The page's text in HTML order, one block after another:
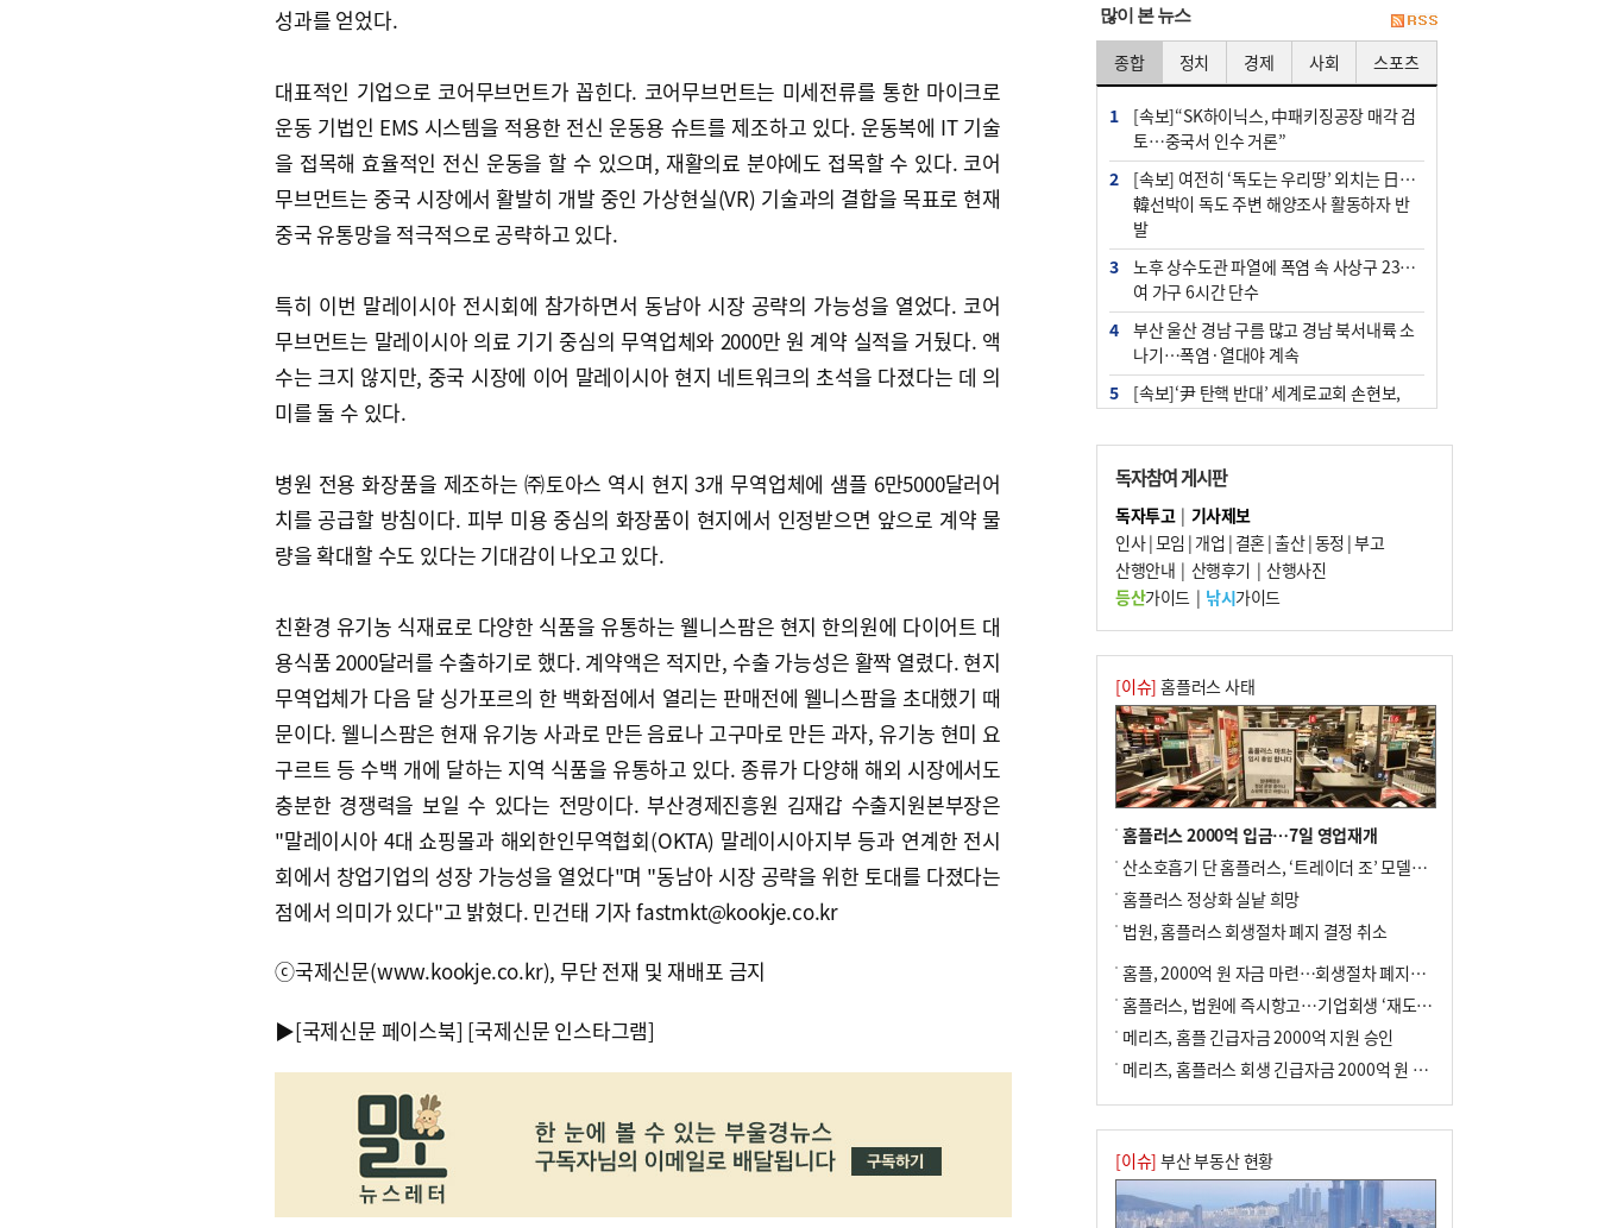
성과를 얻었다.
대표적인 기업으로 코어무브먼트가 꼽힌다. 코어무브먼트는 미세전류를 통한 마이크로
운동 기법인 EMS 시스템을 적용한 전신 운동용 슈트를 제조하고 있다. 운동복에 IT 기술
을 접목해 효율적인 전신 운동을 할 수 있으며, 재활의료 분야에도 접목할 수 있다. 코어
무브먼트는 중국 시장에서 활발히 개발 중인 가상현실(VR) 기술과의 결합을 목표로 현재
중국 유통망을 적극적으로 공략하고 있다.
특히 이번 말레이시아 전시회에 참가하면서 동남아 시장 공략의 가능성을 열었다. 코어
무브먼트는 말레이시아 의료 기기 중심의 무역업체와 2000만 원 계약 실적을 거뒀다. 액
수는 크지 않지만, 중국 시장에 이어 말레이시아 현지 네트워크의 초석을 다졌다는 데 의
미를 둘 수 있다.
병원 전용 화장품을 제조하는 ㈜토아스 역시 현지 3개 무역업체에 샘플 6만5000달러어
치를 공급할 방침이다. 피부 미용 중심의 화장품이 현지에서 인정받으면 앞으로 계약 물
량을 확대할 수도 있다는 기대감이 나오고 있다.
친환경 유기농 식재료로 다양한 식품을 유통하는 웰니스팜은 현지 한의원에 다이어트 대
용식품 2000달러를 수출하기로 했다. 계약액은 적지만, 수출 가능성은 활짝 열렸다. 현지
무역업체가 다음 달 싱가포르의 한 백화점에서 열리는 판매전에 웰니스팜을 초대했기 때
문이다. 웰니스팜은 현재 유기농 사과로 만든 음료나 고구마로 만든 과자, 유기농 현미 요
구르트 등 수백 개에 달하는 지역 식품을 유통하고 있다. 종류가 다양해 해외 시장에서도
충분한 경쟁력을 보일 수 있다는 전망이다. 부산경제진흥원 김재갑 수출지원본부장은
"말레이시아 4대 쇼핑몰과 해외한인무역협회(OKTA) 말레이시아지부 등과 연계한 전시
회에서 창업기업의 성장 가능성을 열었다"며 "동남아 시장 공략을 위한 토대를 다졌다는
점에서 의미가 있다"고 밝혔다. 민건태 기자 fastmkt@kookje.co.kr
ⓒ국제신문(www.kookje.co.kr), 무단 전재 및 재배포 금지
▶[국제신문 페이스북] [국제신문 인스타그램]
部)’에 생기는 악성 종양이다. 간동맥
문맥 림프절 담
많이 본 뉴스
종합 정치 경제 사회 스포츠
1
[속보]“SK하이닉스, 中패키징공장 매각 검
토…중국서 인수 거론”
2
[속보] 여전히 ‘독도는 우리땅’ 외치는 日…
韓선박이 독도 주변 해양조사 활동하자 반
발
3
노후 상수도관 파열에 폭염 속 사상구 2300
여 가구 6시간 단수
4
부산 울산 경남 구름 많고 경남 북서내륙 소
나기…폭염·열대야 계속
5
[속보]‘尹 탄핵 반대’ 세계로교회 손현보,
군사기밀 유출자 색출 지시
7
부산 주유소 휘발유 평균가 ℓ당 1849원…
전주보다 3원 ↓
8
[속보] ‘심판 성접대’ 논란 축구협회 공식 사
과…“현재는 부적절 행위 없어”
10 "올해 코스피 사이드카 43회 중 25회는 삼
전닉스 ETF 이후 발생"
독자참여 게시판
독자투고| 기사제보
인사|모임 | 개업 | 결혼|출산|동정 |부고
산행안내 | 산행후기 | 산행사진
등산가이드| 낚시가이드
[이슈] 홈플러스 사태
홈플러스 2000억 입금…7일 영업재개
산소호흡기 단 홈플러스, ‘트레이더 조’ 모델로 살아날까
홈플러스 정상화 실낱 희망
법원, 홈플러스 회생절차 폐지 결정 취소
홈플, 2000억 원 자금 마련…회생절차 폐지에 즉시항고(종합)
홈플러스, 법원에 즉시항고…기업회생 ‘재도전’
메리츠, 홈플 긴급자금 2000억 지원 승인
메리츠, 홈플러스 회생 긴급자금 2000억 원 지원 승인
[이슈] 부산 부동산 현황